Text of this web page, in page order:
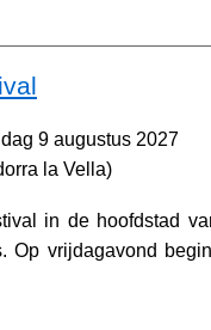
9 augustus 2027
la Vella)
in de hoofdstad
Op vrijdagavond